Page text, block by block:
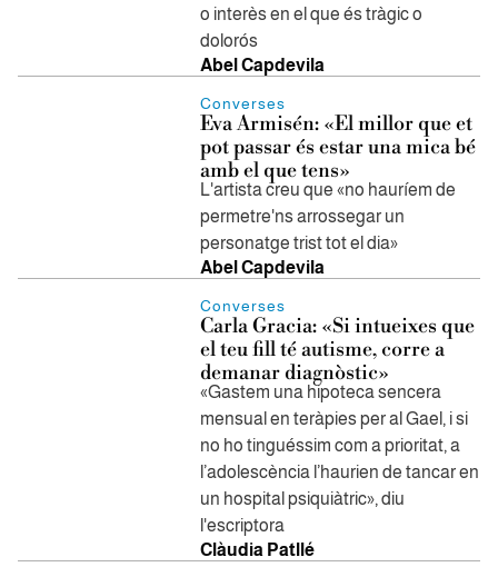
o interès en el que és tràgic o
dolorós
Abel Capdevila
Converses
Eva Armisén: «El millor que et
pot passar és estar una mica bé
amb el que tens»
L'artista creu que «no hauríem de
permetre'ns arrossegar un
personatge trist tot el dia»
Abel Capdevila
Converses
Carla Gracia: «Si intueixes que
el teu fill té autisme, corre a
demanar diagnòstic»
«Gastem una hipoteca sencera
mensual en teràpies per al Gael, i si
no ho tinguéssim com a prioritat, a
l’adolescència l’haurien de tancar en
un hospital psiquiàtric», diu
l'escriptora
Clàudia Patllé